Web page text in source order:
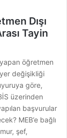
Dışı
Tayin
öğretmen
yer değişikliği
göre,
üzerinden
başvurular
MEB’e bağlı
şef,